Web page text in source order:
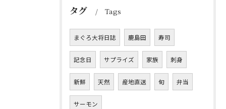
タグ Tags
まぐろ大将日誌 鹿島田 寿司
記念日 サプライズ 家族 刺身
新鮮 天然 産地直送 旬 弁当
サーモン